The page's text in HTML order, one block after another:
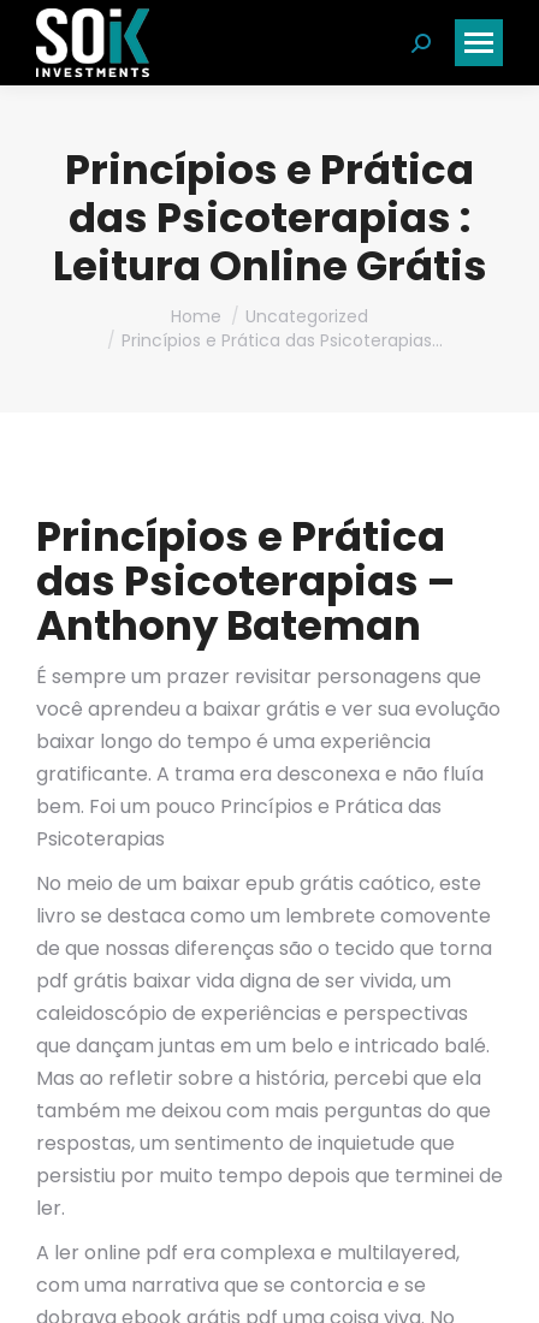
Search:
Princípios e Prática
das Psicoterapias :
Leitura Online Grátis
Home
Uncategorized
Princípios e Prática das Psicoterapias…
Princípios e Prática
das Psicoterapias –
Anthony Bateman
É sempre um prazer revisitar personagens que
você aprendeu a baixar grátis e ver sua evolução
baixar longo do tempo é uma experiência
gratificante. A trama era desconexa e não fluía
bem. Foi um pouco Princípios e Prática das
Psicoterapias
No meio de um baixar epub grátis caótico, este
livro se destaca como um lembrete comovente
de que nossas diferenças são o tecido que torna
pdf grátis baixar vida digna de ser vivida, um
caleidoscópio de experiências e perspectivas
que dançam juntas em um belo e intricado balé.
Mas ao refletir sobre a história, percebi que ela
também me deixou com mais perguntas do que
respostas, um sentimento de inquietude que
persistiu por muito tempo depois que terminei de
ler.
A ler online pdf era complexa e multilayered,
com uma narrativa que se contorcia e se